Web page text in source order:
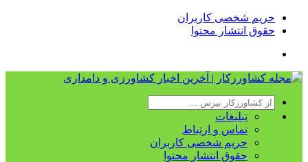
حریم شخصی کاربران
حقوق انتشار محتوا
تبلیغات
تماس و ارتباط
حریم شخصی کاربران
حقوق انتشار محتوا